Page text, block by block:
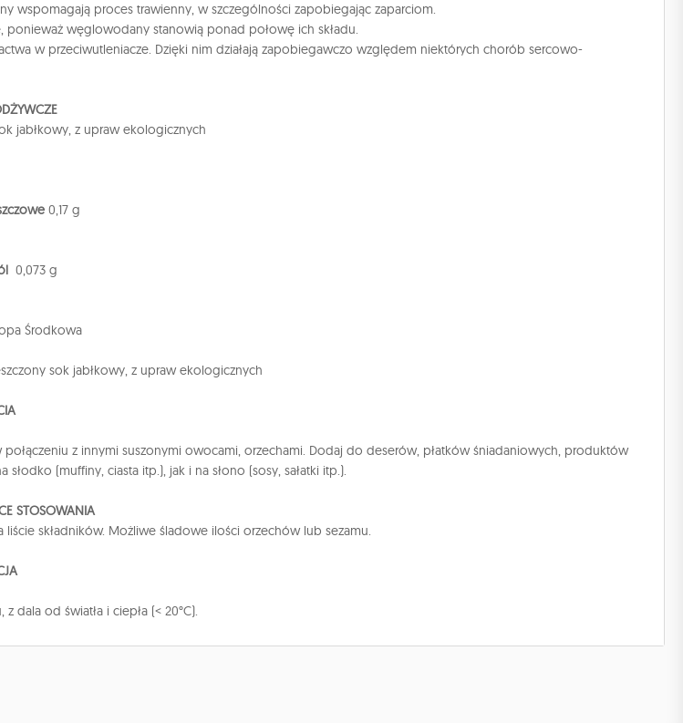
wspomagają proces trawienny, w szczególności zapobiegając zaparciom.
ponieważ węglowodany stanowią ponad połowę ich składu.
w przeciwutleniacze. Dzięki nim działają zapobiegawczo względem niektórych chorób sercowo-
jabłkowy, z upraw ekologicznych
0,17 g
0,073 g
Środkowa
sok jabłkowy, z upraw ekologicznych
połączeniu z innymi suszonymi owocami, orzechami. Dodaj do deserów, płatków śniadaniowych, produktów
(muffiny, ciasta itp.), jak i na słono (sosy, sałatki itp.).
STOSOWANIA
składników. Możliwe śladowe ilości orzechów lub sezamu.
dala od światła i ciepła (< 20°C).